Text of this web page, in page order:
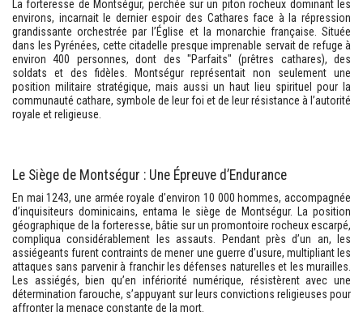
La forteresse de Montségur, perchée sur un piton rocheux dominant les
environs, incarnait le dernier espoir des Cathares face à la répression
grandissante orchestrée par l’Église et la monarchie française. Située
dans les Pyrénées, cette citadelle presque imprenable servait de refuge à
environ 400 personnes, dont des "Parfaits" (prêtres cathares), des
soldats et des fidèles. Montségur représentait non seulement une
position militaire stratégique, mais aussi un haut lieu spirituel pour la
communauté cathare, symbole de leur foi et de leur résistance à l’autorité
royale et religieuse.
Le Siège de Montségur : Une Épreuve d’Endurance
En mai 1243, une armée royale d’environ 10 000 hommes, accompagnée
d’inquisiteurs dominicains, entama le siège de Montségur. La position
géographique de la forteresse, bâtie sur un promontoire rocheux escarpé,
compliqua considérablement les assauts. Pendant près d’un an, les
assiégeants furent contraints de mener une guerre d’usure, multipliant les
attaques sans parvenir à franchir les défenses naturelles et les murailles.
Les assiégés, bien qu’en infériorité numérique, résistèrent avec une
détermination farouche, s’appuyant sur leurs convictions religieuses pour
affronter la menace constante de la mort.